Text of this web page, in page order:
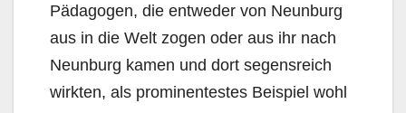
Pädagogen, die entweder von Neunburg
aus in die Welt zogen oder aus ihr nach
Neunburg kamen und dort segensreich
wirkten, als prominentestes Beispiel wohl